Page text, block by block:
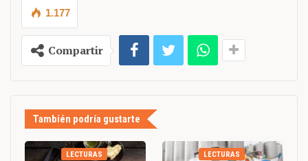
1.177
Compartir
También podría gustarte
LECTURAS LECTURAS